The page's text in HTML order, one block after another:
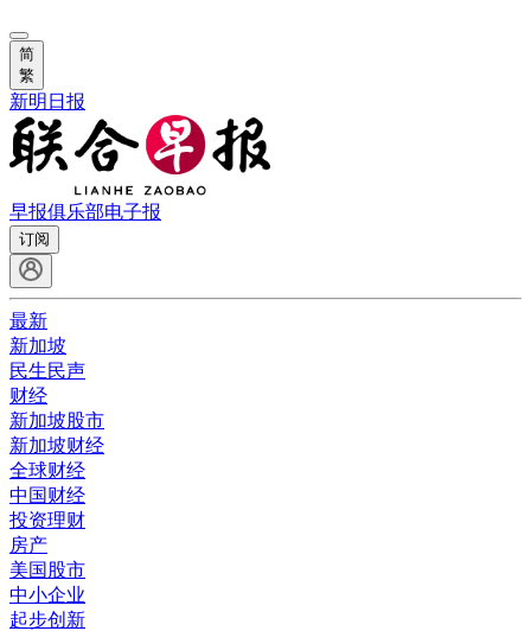
简
繁
新明日报
早报俱乐部电子报
订阅
最新
新加坡
民生民声
财经
新加坡股市
新加坡财经
全球财经
中国财经
投资理财
房产
美国股市
中小企业
起步创新